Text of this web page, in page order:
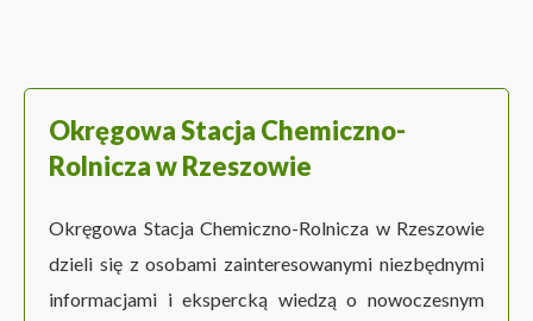
Okręgowa Stacja Chemiczno-
Rolnicza w Rzeszowie
Okręgowa Stacja Chemiczno-Rolnicza w Rzeszowie
dzieli się z osobami zainteresowanymi niezbędnymi
informacjami i ekspercką wiedzą o nowoczesnym